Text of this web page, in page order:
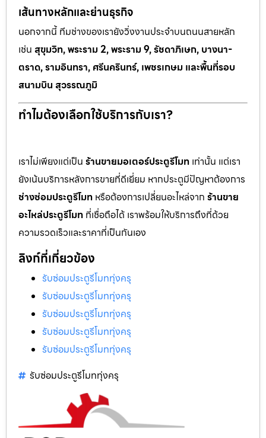
เส้นทางหลักและย่านธุรกิจ
นอกจากนี้ ทีมช่างของเรายังวิ่งงานประจำบนถนนสายหลัก
เช่น สุขุมวิท, พระราม 2, พระราม 9, รัชดาภิเษก, บางนา-
ตราด, รามอินทรา, ศรีนครินทร์, เพชรเกษม และพื้นที่รอบ
สนามบิน สุวรรณภูมิ
ทำไมต้องเลือกใช้บริการกับเรา?
เราไม่เพียงแต่เป็น ร้านขายมอเตอร์ประตูรีโมท เท่านั้น แต่เรา
ยังเน้นบริการหลังการขายที่ดีเยี่ยม หากประตูมีปัญหาต้องการ
ช่างซ่อมประตูรีโมท หรือต้องการเปลี่ยนอะไหล่จาก ร้านขาย
อะไหล่ประตูรีโมท ที่เชื่อถือได้ เราพร้อมให้บริการถึงที่ด้วย
ความรวดเร็วและราคาที่เป็นกันเอง
ลิงก์ที่เกี่ยวข้อง
รับซ่อมประตูรีโมททุ่งครุ
รับซ่อมประตูรีโมททุ่งครุ
รับซ่อมประตูรีโมททุ่งครุ
รับซ่อมประตูรีโมททุ่งครุ
รับซ่อมประตูรีโมททุ่งครุ
รับซ่อมประตูรีโมททุ่งครุ